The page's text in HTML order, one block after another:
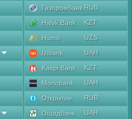
Газпромбанк RUB
Halyk Bank
KZT
Humo
UZS
Izibank
UAH
Kaspi Bank
KZT
Monobank
UAH
Открытие
RUB
Ощадбанк
UAH